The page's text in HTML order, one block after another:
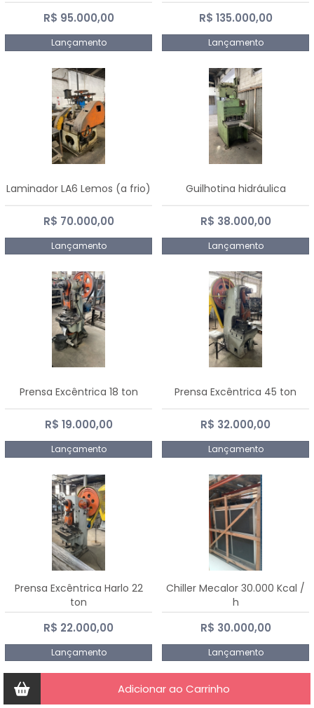
R$ 95.000,00
Lançamento
R$ 135.000,00
Lançamento
Laminador LA6 Lemos (a frio)
R$ 70.000,00
Lançamento
Guilhotina hidráulica
R$ 38.000,00
Lançamento
Prensa Excêntrica 18 ton
R$ 19.000,00
Lançamento
Prensa Excêntrica 45 ton
R$ 32.000,00
Lançamento
Prensa Excêntrica Harlo 22
ton
R$ 22.000,00
Lançamento
Chiller Mecalor 30.000 Kcal /
h
R$ 30.000,00
Lançamento
Adicionar ao Carrinho